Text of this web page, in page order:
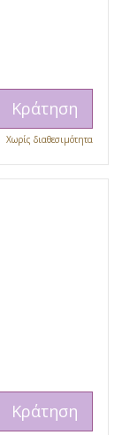
Κράτηση
Χωρίς διαθεσιμότητα
Κράτηση